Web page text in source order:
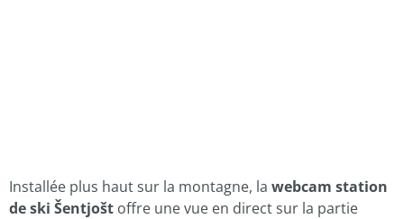
Installée plus haut sur la montagne, la webcam station
de ski Šentjošt offre une vue en direct sur la partie